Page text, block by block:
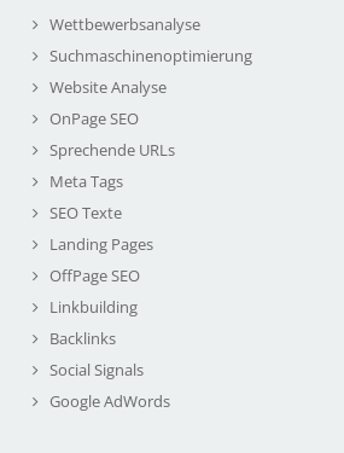
Wettbewerbsanalyse
Suchmaschinenoptimierung
Website Analyse
OnPage SEO
Sprechende URLs
Meta Tags
SEO Texte
Landing Pages
OffPage SEO
Linkbuilding
Backlinks
Social Signals
Google AdWords